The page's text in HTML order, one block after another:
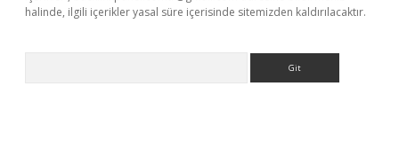
halinde, ilgili içerikler yasal süre içerisinde sitemizden kaldırılacaktır.